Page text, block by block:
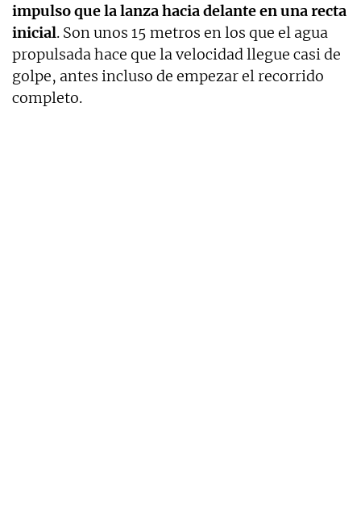
impulso que la lanza hacia delante en una recta
inicial. Son unos 15 metros en los que el agua
propulsada hace que la velocidad llegue casi de
golpe, antes incluso de empezar el recorrido
completo.